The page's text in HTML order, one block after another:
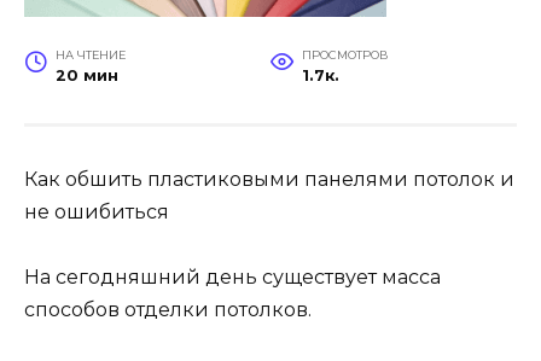
НА ЧТЕНИЕ
20 мин
ПРОСМОТРОВ
1.7к.
Как обшить пластиковыми панелями потолок и
не ошибиться
На сегодняшний день существует масса
способов отделки потолков.